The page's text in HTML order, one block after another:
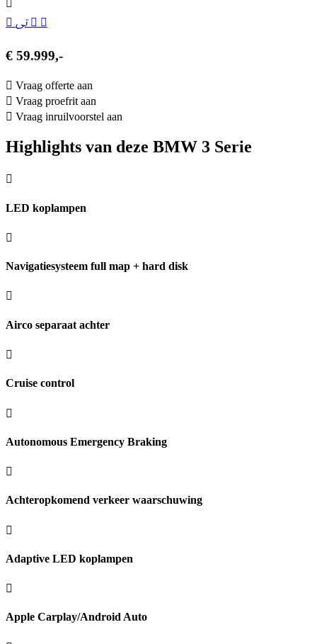
€ 59.999,-
Vraag offerte aan
Vraag proefrit aan
Vraag inruilvoorstel aan
Highlights van deze BMW 3 Serie
LED koplampen
Navigatiesysteem full map + hard disk
Airco separaat achter
Cruise control
Autonomous Emergency Braking
Achteropkomend verkeer waarschuwing
Adaptive LED koplampen
Apple Carplay/Android Auto